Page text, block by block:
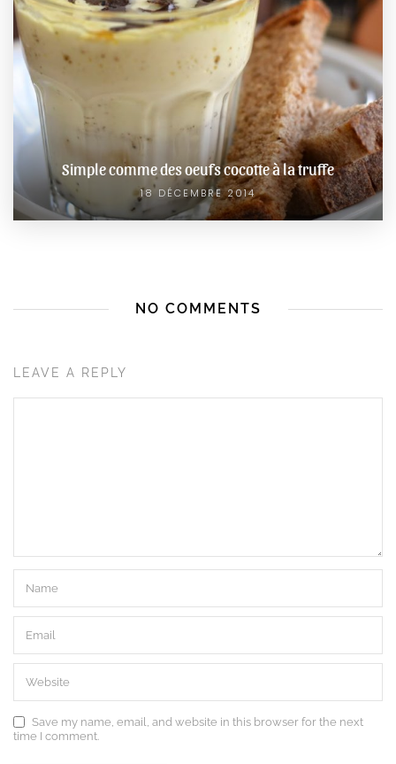
Simple comme des oeufs cocotte à la truffe
18 DÉCEMBRE 2014
NO COMMENTS
LEAVE A REPLY
Save my name, email, and website in this browser for the next
time I comment.